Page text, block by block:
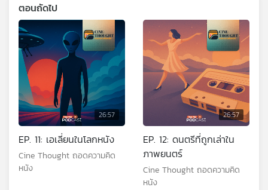
ตอนถัดไป
26:57
EP. 11: เอเลี่ยนในโลกหนัง
Cine Thought ถอดความคิด
หนัง
26:57
EP. 12: ดนตรีที่ถูกเล่าใน
ภาพยนตร์
Cine Thought ถอดความคิด
หนัง